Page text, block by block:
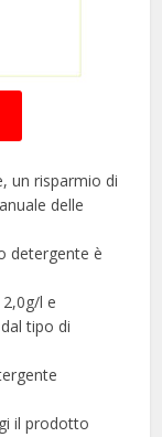
un risparmio di
delle
detergente è
l e
tipo di
il prodotto